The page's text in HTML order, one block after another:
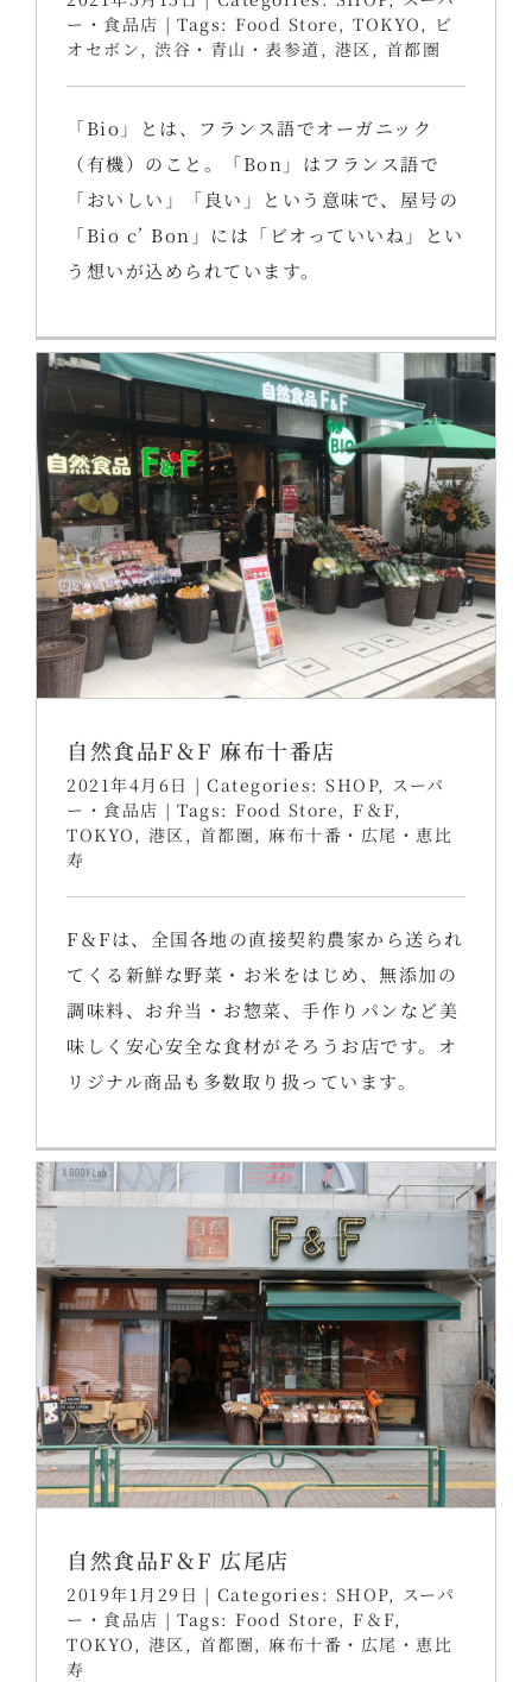
ー・食品店 | Tags: Food Store , TOKYO , ビ
オセボン , 渋谷・青山・表参道 , 港区 , 首都圏
「Bio」とは、フランス語でオーガニック
（有機）のこと。「Bon」はフランス語で
「おいしい」「良い」という意味で、屋号の
「Bio c’ Bon」には「ビオっていいね」とい
う想いが込められています。
自然食品F＆F 麻布十番店
2021年4月6日 | Categories: SHOP, スーパ
ー・食品店 | Tags: Food Store , F＆F,
TOKYO , 港区 , 首都圏 , 麻布十番・広尾・恵比
寿
F＆Fは、全国各地の直接契約農家から送られ
てくる新鮮な野菜・お米をはじめ、無添加の
調味料、お弁当・お惣菜、手作りパンなど美
味しく安心安全な食材がそろうお店です。オ
リジナル商品も多数取り扱っています。
自然食品F＆F 広尾店
2019年1月29日 | Categories: SHOP, スーパ
ー・食品店 | Tags: Food Store , F＆F,
TOKYO , 港区 , 首都圏 , 麻布十番・広尾・恵比
寿